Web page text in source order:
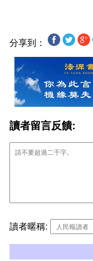
分享到：
讀者留言反饋:
讀者暱稱: